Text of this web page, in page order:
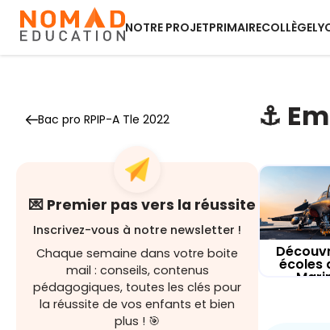
NOTRE PROJETPRIMAIRECOLLÈGE
Bac pro RPIP-A Tle 2022
💌 Premier pas vers la réussite
Inscrivez-vous à notre newsletter !
Chaque semaine dans votre boite
mail : conseils, contenus
pédagogiques, toutes les clés pour
la réussite de vos enfants et bien
plus ! 🎯
⚓️
écoles